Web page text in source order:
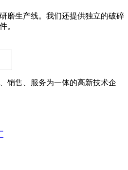
磨生产线。我们还提供独立的破碎
。
销售、服务为一体的高新技术企